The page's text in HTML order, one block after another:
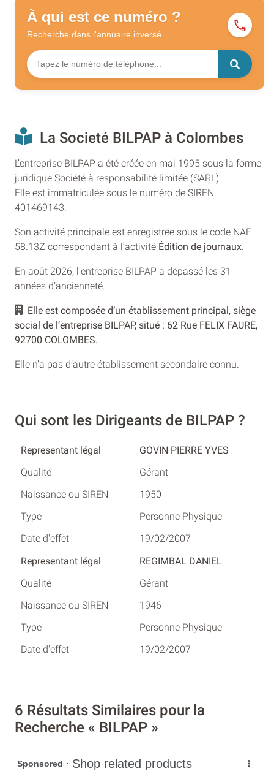
À qui est ce numéro ?
Recherche dans l'annuaire inversé
La Societé BILPAP à Colombes
L’entreprise BILPAP a été créée en mai 1995 sous la forme
juridique Société à responsabilité limitée (SARL).
Elle est immatriculée sous le numéro de SIREN
401469143.
Son activité principale est enregistrée sous le code NAF
58.13Z correspondant à l’activité Édition de journaux
En août 2026, l'entreprise BILPAP a dépassé les 31
années d’ancienneté.
Elle est composée d’un établissement principal, siège
social de l’entreprise BILPAP, situé : 62 Rue FELIX FAURE,
92700 COLOMBES.
Elle n’a pas d’autre établissement secondaire connu.
Qui sont les Dirigeants de BILPAP ?
GOVIN PIERRE YVES
Gérant
1950
Personne Physique
19/02/2007
REGIMBAL DANIEL
Gérant
1946
Personne Physique
19/02/2007
6 Résultats Similaires pour la
Recherche « BILPAP »